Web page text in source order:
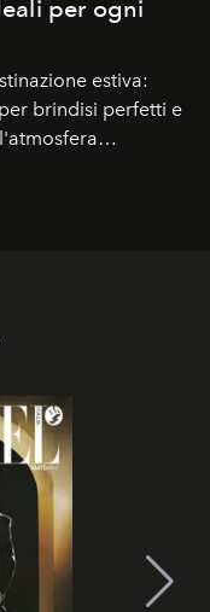
per ogni
estiva:
brindisi perfetti e